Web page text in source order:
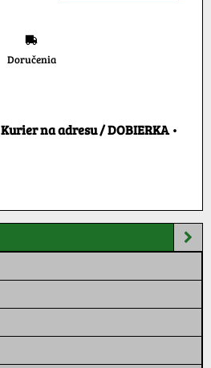
Doručenia
Kurier na adresu / DOBIERKA•